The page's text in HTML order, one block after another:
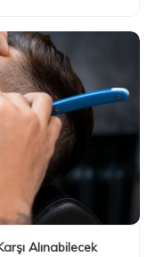
Alınabilecek